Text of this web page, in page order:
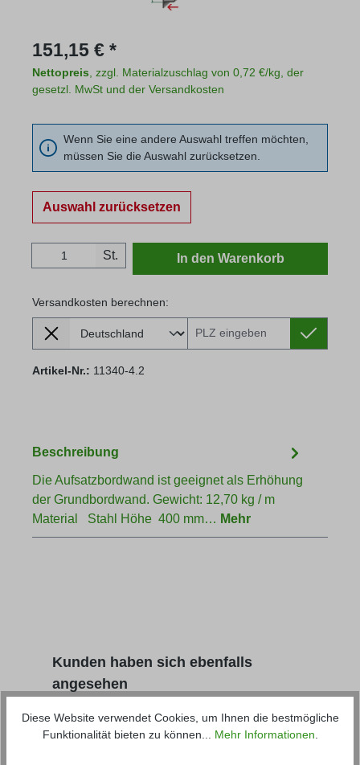
Regulärer Preis:
151,15 € *
Nettopreis , zzgl. Materialzuschlag von 0,72 €/kg, der
gesetzl. MwSt und der Versandkosten
Wenn Sie eine andere Auswahl treffen möchten,
müssen Sie die Auswahl zurücksetzen.
Auswahl zurücksetzen
Produkt Anzahl: Gib den gewünschten
St. In den Warenkorb
Versandkosten berechnen:
Lieferland
Versandkosten berechnen:
Artikel-Nr.: 11340-4.2
Beschreibung
Die Aufsatzbordwand ist geeignet als Erhöhung
der Grundbordwand. Gewicht: 12,70 kg / m
Material Stahl Höhe 400 mm… Mehr
Produktgalerie überspringen
Kunden haben sich ebenfalls
angesehen
Diese Website verwendet Cookies, um Ihnen die bestmögliche
Funktionalität bieten zu können... Mehr Informationen